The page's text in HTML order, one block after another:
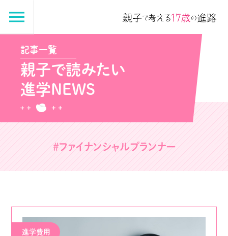
記事一覧
親子で読みたい
進学NEWS
#ファイナンシャルプランナー
進学費用